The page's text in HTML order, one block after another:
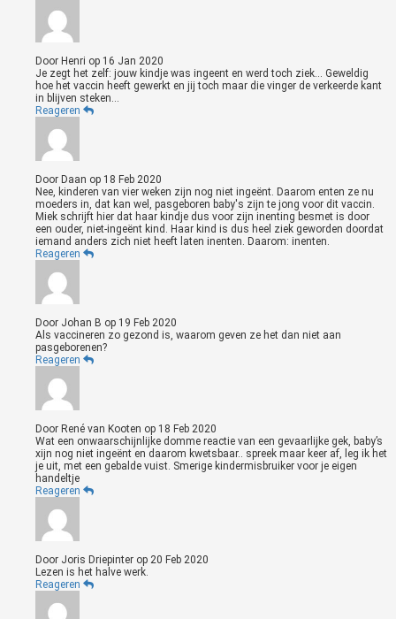
Door Henri op 16 Jan 2020
Je zegt het zelf: jouw kindje was ingeent en werd toch ziek... Geweldig
hoe het vaccin heeft gewerkt en jij toch maar die vinger de verkeerde kant
in blijven steken...
Reageren
Door Daan op 18 Feb 2020
Nee, kinderen van vier weken zijn nog niet ingeënt. Daarom enten ze nu
moeders in, dat kan wel, pasgeboren baby's zijn te jong voor dit vaccin.
Miek schrijft hier dat haar kindje dus voor zijn inenting besmet is door
een ouder, niet-ingeënt kind. Haar kind is dus heel ziek geworden doordat
iemand anders zich niet heeft laten inenten. Daarom: inenten.
Reageren
Door Johan B op 19 Feb 2020
Als vaccineren zo gezond is, waarom geven ze het dan niet aan
pasgeborenen?
Reageren
Door René van Kooten op 18 Feb 2020
Wat een onwaarschijnlijke domme reactie van een gevaarlijke gek, baby’s
xijn nog niet ingeënt en daarom kwetsbaar.. spreek maar keer af, leg ik het
je uit, met een gebalde vuist. Smerige kindermisbruiker voor je eigen
handeltje
Reageren
Door Joris Driepinter op 20 Feb 2020
Lezen is het halve werk.
Reageren